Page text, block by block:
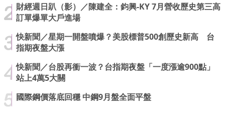
財經週日趴（影）／陳建全：鈞興-KY 7月營收歷史第三高
訂單爆單大戶進場
快新聞／星期一開盤噴爆？美股標普500創歷史新高 台
指期夜盤大漲
快新聞／台股再衝一波？台指期夜盤「一度漲逾900點」
站上4萬5大關
國際鋼價落底回穩 中鋼9月盤全面平盤